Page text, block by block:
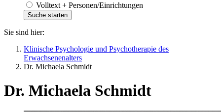
Volltext + Personen/Einrichtungen
Sie sind hier:
Klinische Psychologie und Psychotherapie des
Erwachsenenalters
Dr. Michaela Schmidt
Dr. Michaela Schmidt